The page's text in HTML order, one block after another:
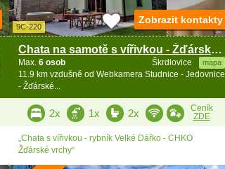
9C-220
Chata na samotě s vířivkou - Žďárské vrchy
Škrdlovice mapa
Max. 6 osob
11.9 km vzdušně od Webkamera Studnice - Jedovnice
- Žďárské...
Zobrazit kontakty
2x 1x 2x
Ceník
ZDE
„Chata s vířivkou - rybník Velké Dářko - CHKO
Žďárské vrchy“